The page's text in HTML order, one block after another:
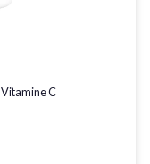
Vitamine C